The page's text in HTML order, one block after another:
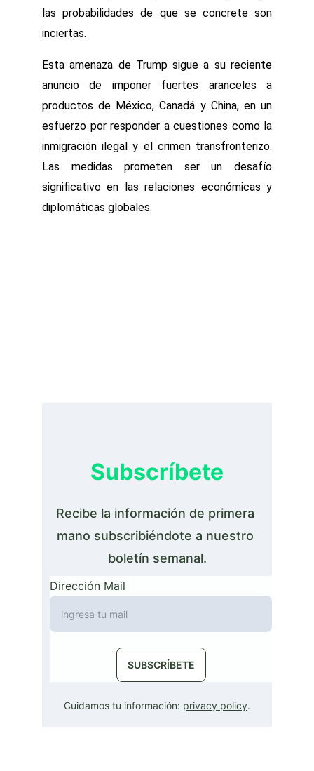
las probabilidades de que se concrete son
inciertas.
Esta amenaza de Trump sigue a su reciente
anuncio de imponer fuertes aranceles a
productos de México, Canadá y China, en un
esfuerzo por responder a cuestiones como la
inmigración ilegal y el crimen transfronterizo.
Las medidas prometen ser un desafío
significativo en las relaciones económicas y
diplomáticas globales.
Subscríbete
Recibe la información de primera
mano subscribiéndote a nuestro
boletín semanal.
Dirección Mail
SUBSCRÍBETE
Cuidamos tu información: privacy policy.